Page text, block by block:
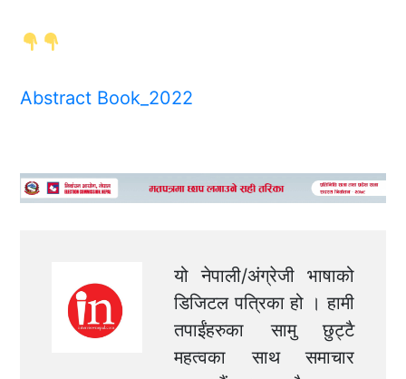
Abstract Book_2022
यो नेपाली/अंग्रेजी भाषाको
डिजिटल पत्रिका हो । हामी
तपाईंहरुका सामु छुट्टै
महत्वका साथ समाचार